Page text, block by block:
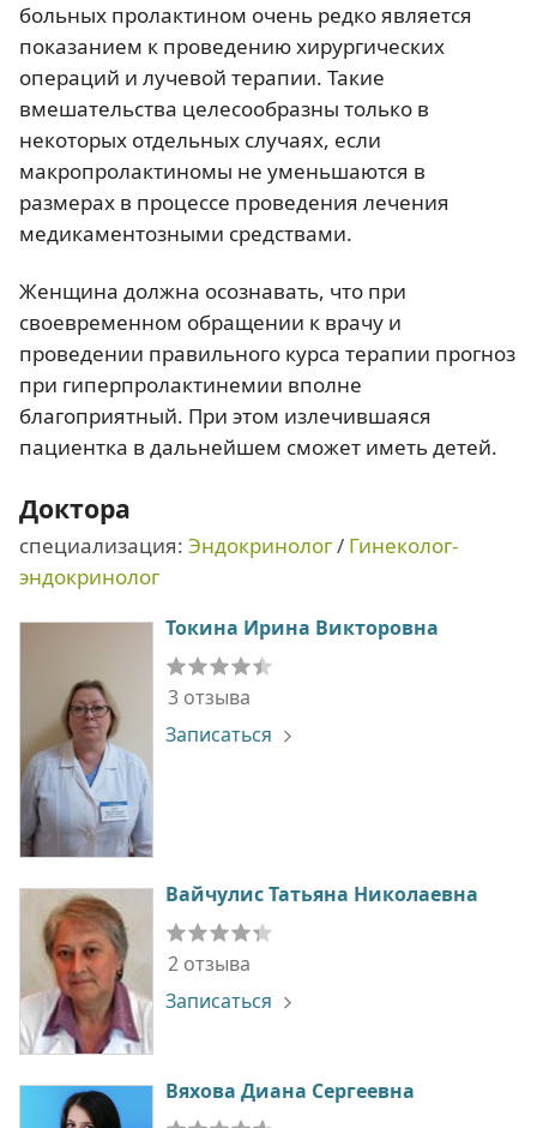
больных пролактином очень редко является
показанием к проведению хирургических
операций и лучевой терапии. Такие
вмешательства целесообразны только в
некоторых отдельных случаях, если
макропролактиномы не уменьшаются в
размерах в процессе проведения лечения
медикаментозными средствами.
Женщина должна осознавать, что при
своевременном обращении к врачу и
проведении правильного курса терапии прогноз
при гиперпролактинемии вполне
благоприятный. При этом излечившаяся
пациентка в дальнейшем сможет иметь детей.
Доктора
специализация: Эндокринолог/ Гинеколог-
эндокринолог
Токина Ирина Викторовна
3 отзыва
Записаться
Вайчулис Татьяна Николаевна
2 отзыва
Записаться
Вяхова Диана Сергеевна